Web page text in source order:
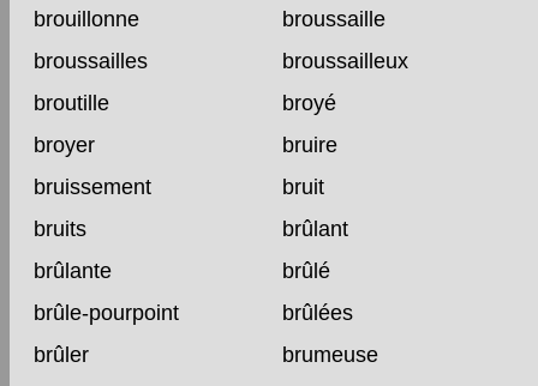
brouillonne
broussaille
broussailles
broussailleux
broutille
broyé
broyer
bruire
bruissement
bruit
bruits
brûlant
brûlante
brûlé
brûle-pourpoint
brûlées
brûler
brumeuse